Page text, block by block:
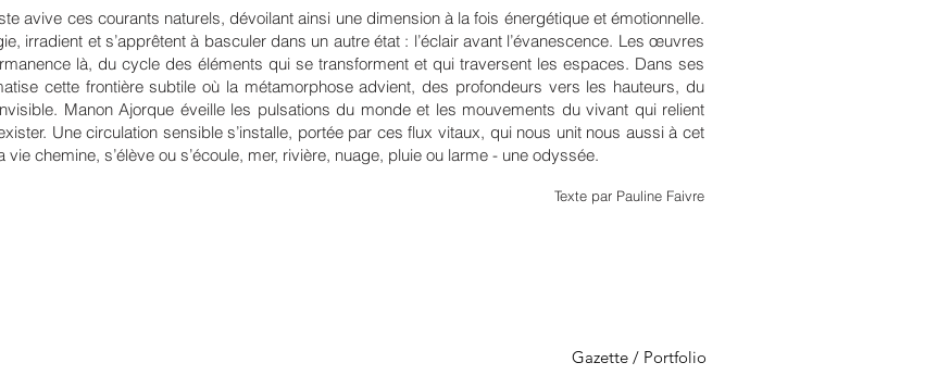
avive ces courants naturels, dévoilant ainsi une dimension à la fois énergétique et émotionnelle.
irradient et s’apprêtent à basculer dans un autre état : l’éclair avant l’évanescence. Les œuvres
là, du cycle des éléments qui se transforment et qui traversent les espaces. Dans ses
cette frontière subtile où la métamorphose advient, des profondeurs vers les hauteurs, du
Manon Ajorque éveille les pulsations du monde et les mouvements du vivant qui relient
Une circulation sensible s’installe, portée par ces flux vitaux, qui nous unit nous aussi à cet
vie chemine, s’élève ou s’écoule, mer, rivière, nuage, pluie ou larme - une odyssée.
Texte par Pauline Faivre
Gazette / Portfolio